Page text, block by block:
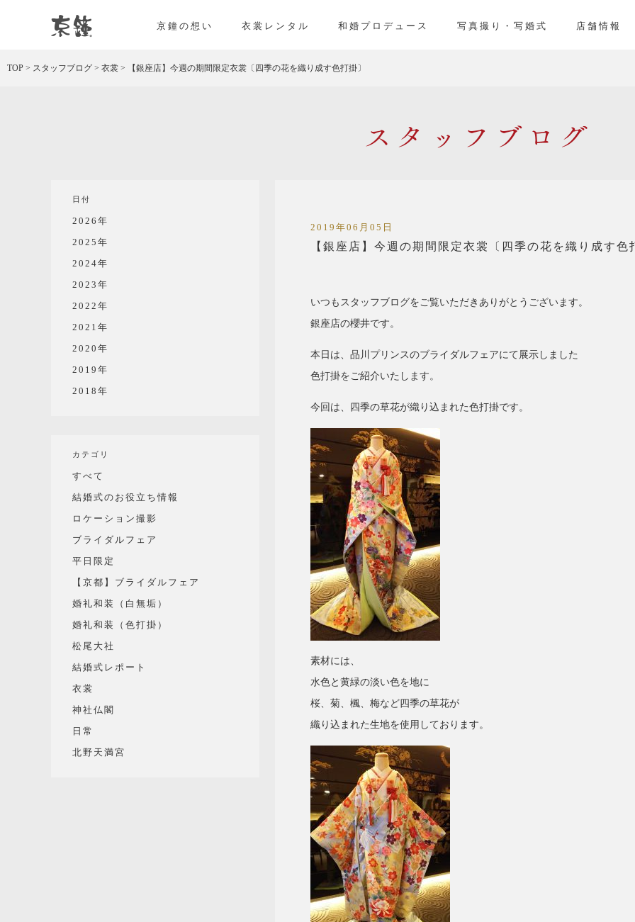
京都・東京で和装、和婚プロデュースなら「京鐘」
京鐘の想い 衣裳レンタル 和婚プロデュース 写真撮り・写婚式 店舗情報
TOP > スタッフブログ > 衣裳 > 【銀座店】今週の期間限定衣裳〔四季の花を織り成す色打掛〕
スタッフブ
2019年06月05日
【銀座店】今週の期間限定衣裳〔四季の花を織り成す色
いつもスタッフブログをご覧いただきありがとうございます。
銀座店の櫻井です。
本日は、品川プリンスのブライダルフェアにて展示しました
色打掛をご紹介いたします。
今回は、四季の草花が織り込まれた色打掛です。
素材には、
水色と黄緑の淡い色を地に
桜、菊、楓、梅など四季の草花が
織り込まれた生地を使用しております。
日付
2026年
2025年
2024年
2023年
2022年
2021年
2020年
2019年
2018年
カテゴリ
すべて
結婚式のお役立ち情報
ロケーション撮影
ブライダルフェア
平日限定
【京都】ブライダルフェア
婚礼和装（白無垢）
婚礼和装（色打掛）
松尾大社
結婚式レポート
衣裳
神社仏閣
日常
北野天満宮